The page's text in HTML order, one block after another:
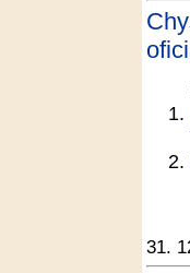
31.